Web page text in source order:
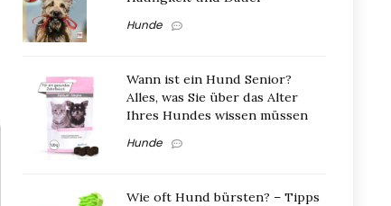
Hunde
Wann ist ein Hund Senior?
Alles, was Sie über das Alter
Ihres Hundes wissen müssen
Hunde
Wie oft Hund bürsten? – Tipps